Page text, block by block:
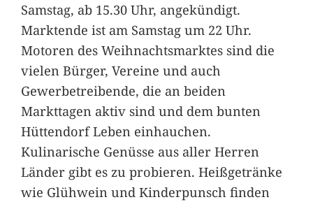
Samstag, ab 15.30 Uhr, angekündigt.
Marktende ist am Samstag um 22 Uhr.
Motoren des Weihnachtsmarktes sind die
vielen Bürger, Vereine und auch
Gewerbetreibende, die an beiden
Markttagen aktiv sind und dem bunten
Hüttendorf Leben einhauchen.
Kulinarische Genüsse aus aller Herren
Länder gibt es zu probieren. Heißgetränke
wie Glühwein und Kinderpunsch finden